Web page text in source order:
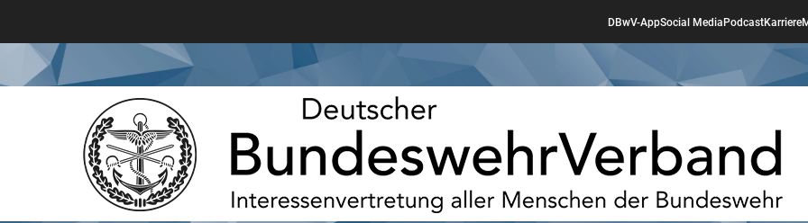
DBwV-AppSocial Media PodcastKarriere